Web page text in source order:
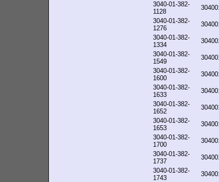
3040-01-382-
1128
3040-01-382-
1276
3040-01-382-
1334
3040-01-382-
1549
3040-01-382-
1600
3040-01-382-
1633
3040-01-382-
1652
3040-01-382-
1653
3040-01-382-
1700
3040-01-382-
1737
3040-01-382-
1743